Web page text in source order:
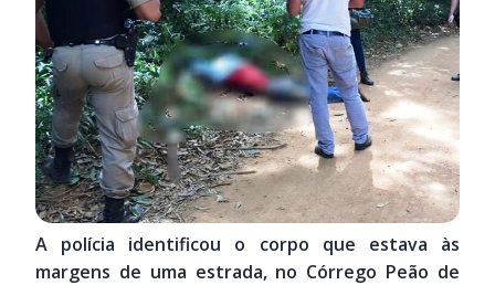
A polícia identificou o corpo que estava às
margens de uma estrada, no Córrego Peão de